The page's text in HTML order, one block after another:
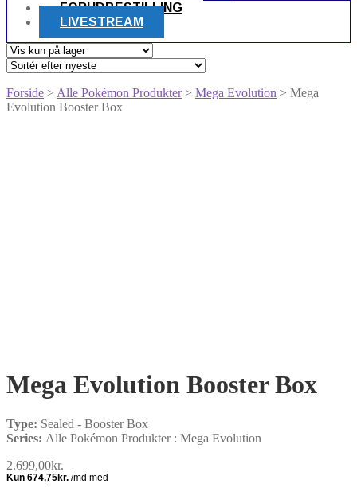
FORUDBESTILLING
LIVESTREAM
Forside > Alle Pokémon Produkter> Mega Evolution > Mega
Evolution Booster Box
Mega Evolution Booster Box
Type: Sealed - Booster Box
Series: Alle Pokémon Produkter : Mega Evolution
2.699,00kr.